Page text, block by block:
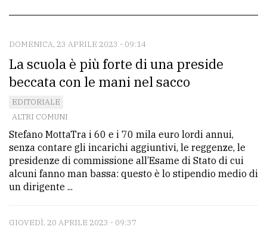
CONTATTI
La
redazione
Scrivici
Per
la
tua
pubblicità
CERCA
DOMENICA, 23 APRILE 2023 - 09:14
La scuola è più forte di una preside
beccata con le mani nel sacco
EDITORIALE
ALTRI COMUNI
Stefano MottaTra i 60 e i 70 mila euro lordi annui,
senza contare gli incarichi aggiuntivi, le reggenze, le
presidenze di commissione all’Esame di Stato di cui
alcuni fanno man bassa: questo è lo stipendio medio di
un dirigente ...
GIOVEDÌ, 20 APRILE 2023 - 09:37